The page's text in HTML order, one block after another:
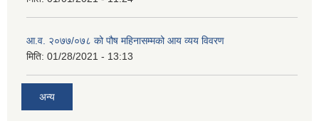
आ.व. २०७७/०७८ को पौष महिनासम्मको आय व्यय विवरण
मिति: 01/28/2021 - 13:13
अन्य